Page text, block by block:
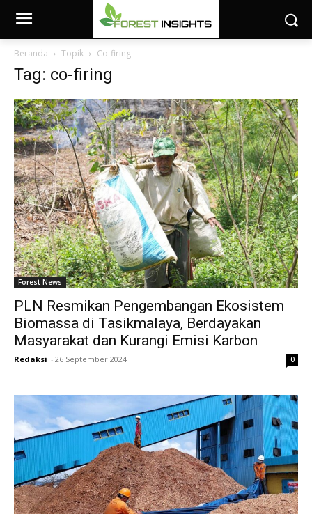
Beranda Topik Co-firing
Tag: co-firing
Forest News
PLN Resmikan Pengembangan Ekosistem
Biomassa di Tasikmalaya, Berdayakan
Masyarakat dan Kurangi Emisi Karbon
Redaksi - 26 September 2024 0